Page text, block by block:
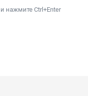
нажмите Ctrl+Enter